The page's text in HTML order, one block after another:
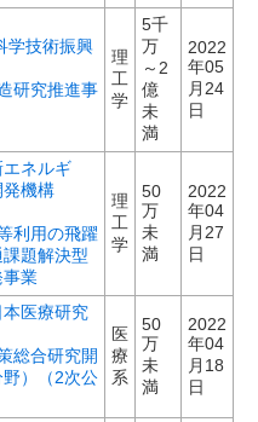
学技術振興
研究推進事
理
工
学
5千
万
～2
億
未
満
2022
年05
月24
日
ネルギ
発機構
利用の飛躍
題解決型
事業
理
工
学
50
万
未
満
2022
年04
月27
日
医療研究
総合研究開
）（2次公
医
療
系
50
万
未
満
2022
年04
月18
日